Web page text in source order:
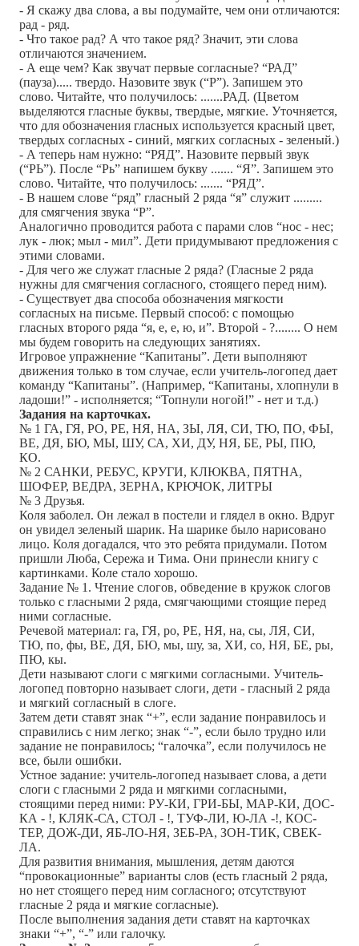
- Я скажу два слова, а вы подумайте, чем они отличаются:
рад - ряд.
- Что такое рад? А что такое ряд? Значит, эти слова
отличаются значением.
- А еще чем? Как звучат первые согласные? “РАД”
(пауза)..... твердо. Назовите звук (“Р”). Запишем это
слово. Читайте, что получилось: .......РАД. (Цветом
выделяются гласные буквы, твердые, мягкие. Уточняется,
что для обозначения гласных используется красный цвет,
твердых согласных - синий, мягких согласных - зеленый.)
- А теперь нам нужно: “РЯД”. Назовите первый звук
(“РЬ”). После “Рь” напишем букву ....... “Я”. Запишем это
слово. Читайте, что получилось: ....... “РЯД”.
- В нашем слове “ряд” гласный 2 ряда “я” служит .........
для смягчения звука “Р”.
Аналогично проводится работа с парами слов “нос - нес;
лук - люк; мыл - мил”. Дети придумывают предложения с
этими словами.
- Для чего же служат гласные 2 ряда? (Гласные 2 ряда
нужны для смягчения согласного, стоящего перед ним).
- Существует два способа обозначения мягкости
согласных на письме. Первый способ: с помощью
гласных второго ряда “я, е, е, ю, и”. Второй - ?........ О нем
мы будем говорить на следующих занятиях.
Игровое упражнение “Капитаны”. Дети выполняют
движения только в том случае, если учитель-логопед дает
команду “Капитаны”. (Например, “Капитаны, хлопнули в
ладоши!” - исполняется; “Топнули ногой!” - нет и т.д.)
Задания на карточках.
№ 1 ГА, ГЯ, РО, РЕ, НЯ, НА, ЗЫ, ЛЯ, СИ, ТЮ, ПО, ФЫ,
ВЕ, ДЯ, БЮ, МЫ, ШУ, СА, ХИ, ДУ, НЯ, БЕ, РЫ, ПЮ,
КО.
№ 2 САНКИ, РЕБУС, КРУГИ, КЛЮКВА, ПЯТНА,
ШОФЕР, ВЕДРА, ЗЕРНА, КРЮЧОК, ЛИТРЫ
№ 3 Друзья.
Коля заболел. Он лежал в постели и глядел в окно. Вдруг
он увидел зеленый шарик. На шарике было нарисовано
лицо. Коля догадался, что это ребята придумали. Потом
пришли Люба, Сережа и Тима. Они принесли книгу с
картинками. Коле стало хорошо.
Задание № 1. Чтение слогов, обведение в кружок слогов
только с гласными 2 ряда, смягчающими стоящие перед
ними согласные.
Речевой материал: га, ГЯ, ро, РЕ, НЯ, на, сы, ЛЯ, СИ,
ТЮ, по, фы, ВЕ, ДЯ, БЮ, мы, шу, за, ХИ, со, НЯ, БЕ, ры,
ПЮ, кы.
Дети называют слоги с мягкими согласными. Учитель-
логопед повторно называет слоги, дети - гласный 2 ряда
и мягкий согласный в слоге.
Затем дети ставят знак “+”, если задание понравилось и
справились с ним легко; знак “-”, если было трудно или
задание не понравилось; “галочка”, если получилось не
все, были ошибки.
Устное задание: учитель-логопед называет слова, а дети
слоги с гласными 2 ряда и мягкими согласными,
стоящими перед ними: РУ-КИ, ГРИ-БЫ, МАР-КИ, ДОС-
КА - !, КЛЯК-СА, СТОЛ - !, ТУФ-ЛИ, Ю-ЛА -!, КОС-
ТЕР, ДОЖ-ДИ, ЯБ-ЛО-НЯ, ЗЕБ-РА, ЗОН-ТИК, СВЕК-
ЛА.
Для развития внимания, мышления, детям даются
“провокационные” варианты слов (есть гласный 2 ряда,
но нет стоящего перед ним согласного; отсутствуют
гласные 2 ряда и мягкие согласные).
После выполнения задания дети ставят на карточках
знаки “+”, “-” или галочку.